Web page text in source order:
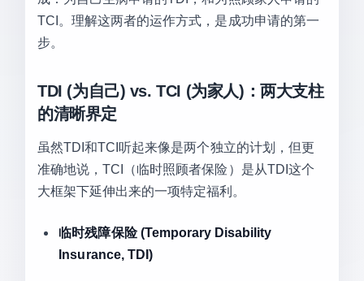
TCI。理解这两者的运作方式，是成功申请的第一
步。
TDI (为自己) vs. TCI (为家人)：两大支柱
的清晰界定
虽然TDI和TCI听起来像是两个独立的计划，但更
准确地说，TCI（临时照顾者保险）是从TDI这个
大框架下延伸出来的一项特定福利。
临时残障保险 (Temporary Disability
Insurance, TDI)